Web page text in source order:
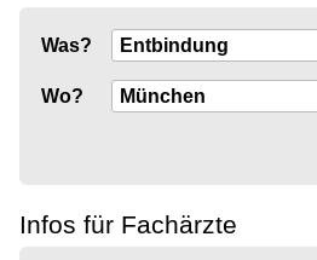
Was?
Wo?
Infos für Fachärzte